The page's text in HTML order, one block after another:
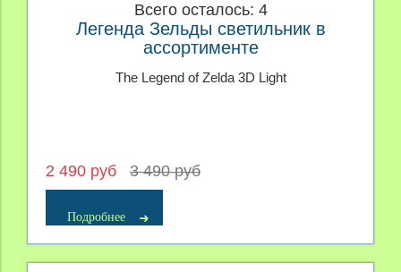
Всего осталось: 4
Легенда Зельды светильник в
ассортименте
The Legend of Zelda 3D Light
2 490 руб 3 490 руб
Подробнее